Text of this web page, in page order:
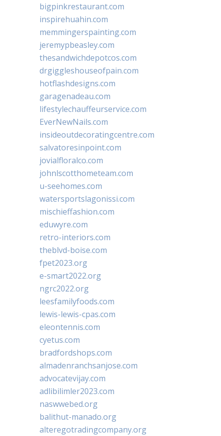
bigpinkrestaurant.com
inspirehuahin.com
memmingerspainting.com
jeremypbeasley.com
thesandwichdepotcos.com
drgiggleshouseofpain.com
hotflashdesigns.com
garagenadeau.com
lifestylechauffeurservice.com
EverNewNails.com
insideoutdecoratingcentre.com
salvatoresinpoint.com
jovialfloralco.com
johnlscotthometeam.com
u-seehomes.com
watersportslagonissi.com
mischieffashion.com
eduwyre.com
retro-interiors.com
theblvd-boise.com
fpet2023.org
e-smart2022.org
ngrc2022.org
leesfamilyfoods.com
lewis-lewis-cpas.com
eleontennis.com
cyetus.com
bradfordshops.com
almadenranchsanjose.com
advocatevijay.com
adlibilimler2023.com
naswwebed.org
balithut-manado.org
alteregotradingcompany.org